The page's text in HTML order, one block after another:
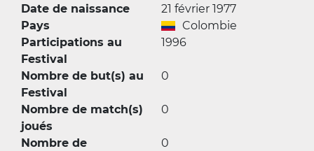
Date de naissance
21 février 1977
Pays
Colombie
Participations au
Festival
1996
Nombre de but(s) au
Festival
0
Nombre de match(s)
joués
0
Nombre de
0